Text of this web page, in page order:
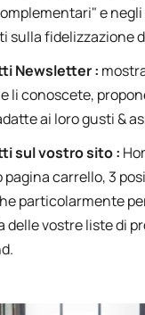
e
sulla fidelizzazione
Newsletter :
li conoscete,
ai loro gusti &
sul vostro sito :
pagina carrello, 3
particolarmente
delle vostre liste di